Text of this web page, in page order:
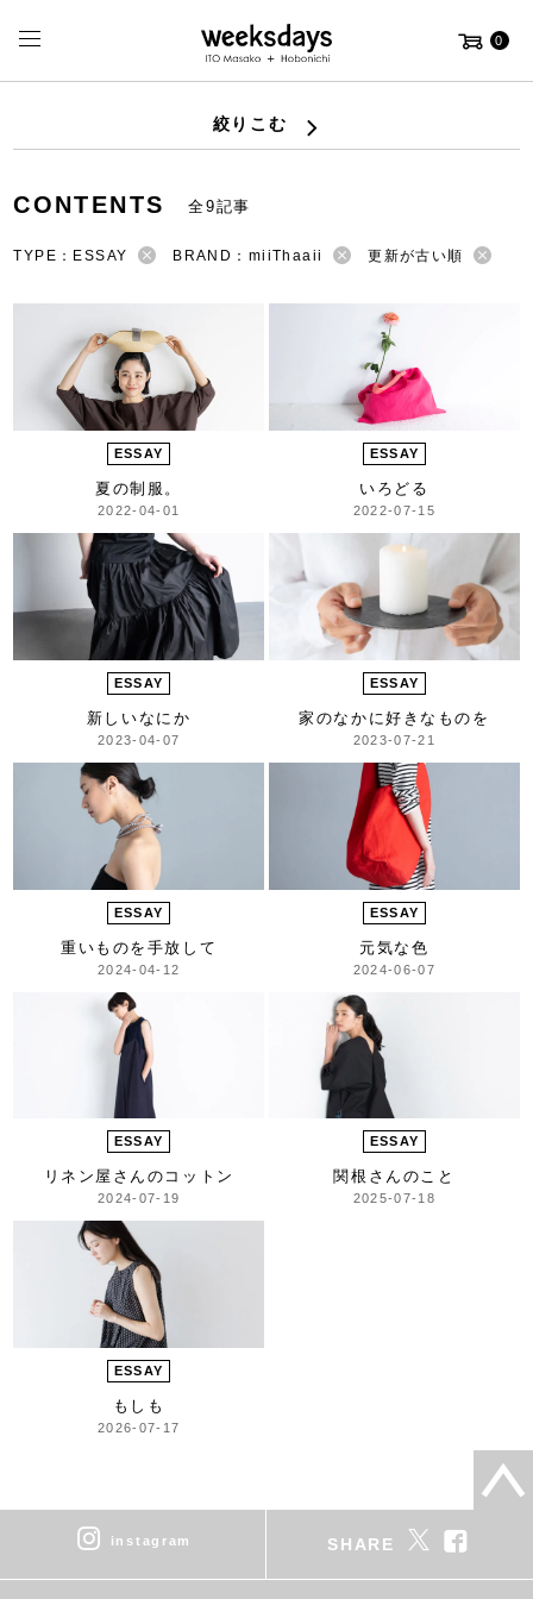
0
絞りこむ
CONTENTS 全9記事
TYPE：ESSAY BRAND：miiThaaii 更新が古い順
ESSAY
夏の制服。
2022-04-01
ESSAY
いろどる
2022-07-15
ESSAY
新しいなにか
2023-04-07
ESSAY
家のなかに好きなものを
2023-07-21
ESSAY
重いものを手放して
2024-04-12
ESSAY
元気な色
2024-06-07
ESSAY
リネン屋さんのコットン
2024-07-19
ESSAY
関根さんのこと
2025-07-18
ESSAY
もしも
2026-07-17
instagram SHARE